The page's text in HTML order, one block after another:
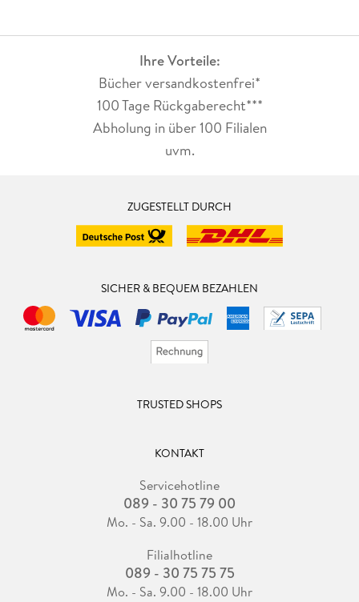
Ihre Vorteile:
Bücher versandkostenfrei*
100 Tage Rückgaberecht***
Abholung in über 100 Filialen
uvm.
ZUGESTELLT DURCH
SICHER & BEQUEM BEZAHLEN
TRUSTED SHOPS
KONTAKT
Servicehotline
089 - 30 75 79 00
Mo. - Sa. 9.00 - 18.00 Uhr
Filialhotline
089 - 30 75 75 75
Mo. - Sa. 9.00 - 18.00 Uhr